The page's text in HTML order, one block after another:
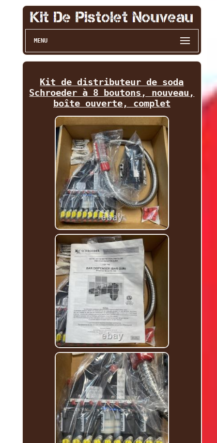
MENU
Kit de distributeur de soda
Schroeder à 8 boutons, nouveau,
boîte ouverte, complet